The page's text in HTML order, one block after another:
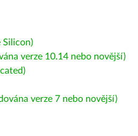
Silicon)
verze 10.14 nebo novější)
verze 7 nebo novější)